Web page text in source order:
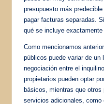
presupuesto más
pagar facturas separadas.
qué se incluye exactamente
Como mencionamos
públicos puede variar de un
negociación entre el
propietarios pueden optar
básicos, mientras que
servicios adicionales,